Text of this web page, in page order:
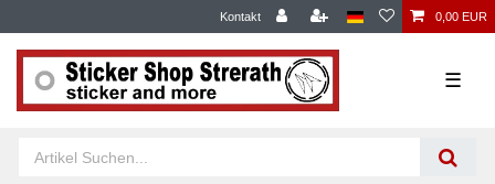
Kontakt 0,00 EUR
☰